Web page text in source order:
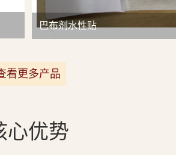
巴布剂水性贴
看更多产品
心优势